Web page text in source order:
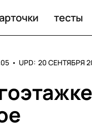
тесты
• UPD: 20 СЕНТЯБРЯ